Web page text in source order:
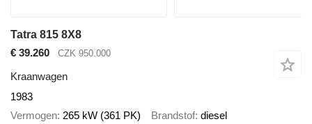
Tatra 815 8X8
€ 39.260
CZK 950.000
Kraanwagen
1983
Vermogen 265 kW (361 PK) Brandstof diesel